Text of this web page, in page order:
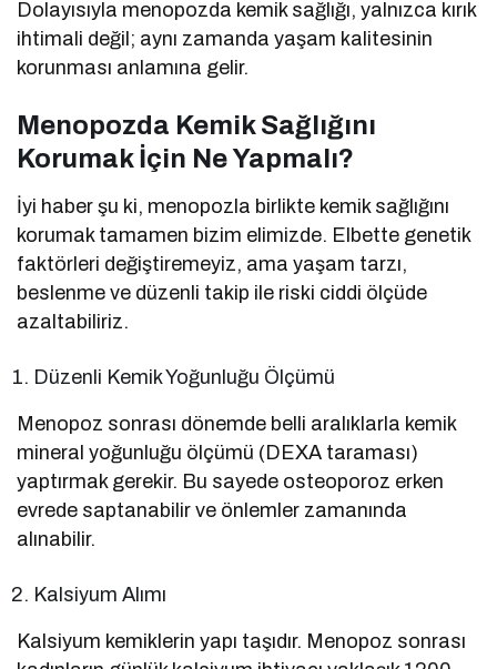
Dolayısıyla menopozda kemik sağlığı, yalnızca kırık
ihtimali değil; aynı zamanda yaşam kalitesinin
korunması anlamına gelir.
Menopozda Kemik Sağlığını
Korumak İçin Ne Yapmalı?
İyi haber şu ki, menopozla birlikte kemik sağlığını
korumak tamamen bizim elimizde. Elbette genetik
faktörleri değiştiremeyiz, ama yaşam tarzı,
beslenme ve düzenli takip ile riski ciddi ölçüde
azaltabiliriz.
Düzenli Kemik Yoğunluğu Ölçümü
Menopoz sonrası dönemde belli aralıklarla kemik
mineral yoğunluğu ölçümü (DEXA taraması)
yaptırmak gerekir. Bu sayede osteoporoz erken
evrede saptanabilir ve önlemler zamanında
alınabilir.
Kalsiyum Alımı
Kalsiyum kemiklerin yapı taşıdır. Menopoz sonrası